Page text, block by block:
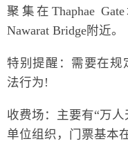
聚集在Thaphae
Nawarat Bridge附近。
特别提醒：需要在规
法行为!
收费场：主要有“万
单位组织，门票基本